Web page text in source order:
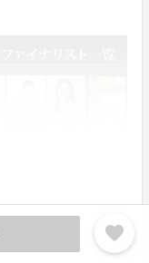
favorite